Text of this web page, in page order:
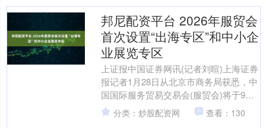
邦尼配资平台 2026年服贸会
首次设置“出海专区”和中小企
业展览专区
上证报中国证券网讯(记者刘暄)上海证券
报记者1月28日从北京市商务局获悉，中
国国际服务贸易交易会(服贸会)将于9月9
日至9月13日在北京首钢园举办。本届服
贸会将....
分类：炒股配资网 查看：130